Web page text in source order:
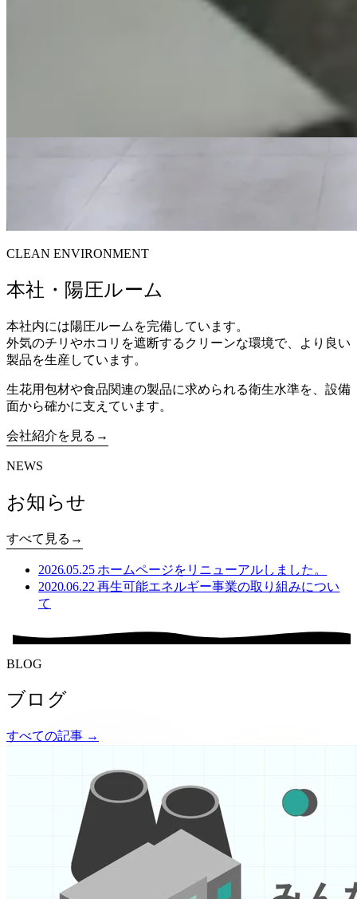
CLEAN ENVIRONMENT
本社・陽圧ルーム
本社内には陽圧ルームを完備しています。
外気のチリやホコリを遮断するクリーンな環境で、より良い
製品を生産しています。
生花用包材や食品関連の製品に求められる衛生水準を、設備
面から確かに支えています。
会社紹介を見る
NEWS
お知らせ
すべて見る
2026.05.25 ホームページをリニューアルしました。
2020.06.22 再生可能エネルギー事業の取り組みについ
て
BLOG
ブログ
すべての記事 →